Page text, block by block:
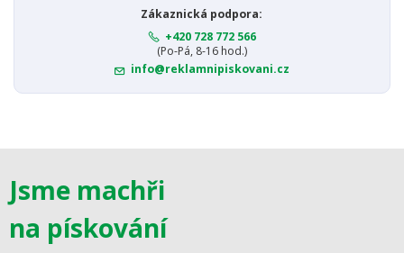
Zákaznická podpora:
+420 728 772 566
(Po-Pá, 8-16 hod.)
info@reklamnipiskovani.cz
Jsme machři
na pískování